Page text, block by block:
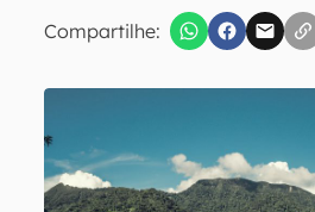
Compartilhe:
Confirmo que li, aceito e